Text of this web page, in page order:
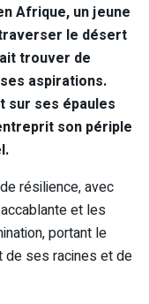
Afrique, un jeune
le désert
trouver de
aspirations.
sur ses épaules
son périple
résilience, avec
et les
portant le
de ses racines et de